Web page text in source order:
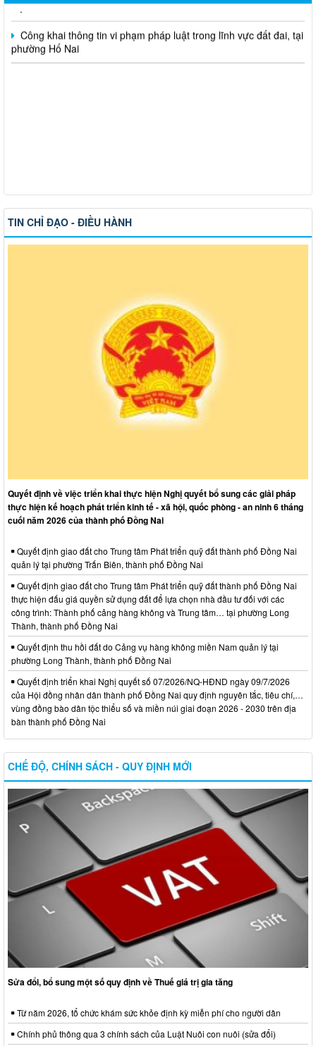
Công khai thông tin vi phạm pháp luật trong lĩnh vực đất đai, tại
phường Hố Nai
TIN CHỈ ĐẠO - ĐIỀU HÀNH
Quyết định về việc triển khai thực hiện Nghị quyết bổ sung các giải pháp
thực hiện kế hoạch phát triển kinh tế - xã hội, quốc phòng - an ninh 6 tháng
cuối năm 2026 của thành phố Đồng Nai
Quyết định giao đất cho Trung tâm Phát triển quỹ đất thành phố Đồng Nai
quản lý tại phường Trấn Biên, thành phố Đồng Nai
Quyết định giao đất cho Trung tâm Phát triển quỹ đất thành phố Đồng Nai
thực hiện đấu giá quyền sử dụng đất để lựa chọn nhà đầu tư đối với các
công trình: Thành phố cảng hàng không và Trung tâm… tại phường Long
Thành, thành phố Đồng Nai
Quyết định thu hồi đất do Cảng vụ hàng không miền Nam quản lý tại
phường Long Thành, thành phố Đồng Nai
Quyết định triển khai Nghị quyết số 07/2026/NQ-HĐND ngày 09/7/2026
của Hội đồng nhân dân thành phố Đồng Nai quy định nguyên tắc, tiêu chí,…
vùng đồng bào dân tộc thiểu số và miền núi giai đoạn 2026 - 2030 trên địa
bàn thành phố Đồng Nai
CHẾ ĐỘ, CHÍNH SÁCH - QUY ĐỊNH MỚI
Sửa đổi, bổ sung một số quy định về Thuế giá trị gia tăng
Từ năm 2026, tổ chức khám sức khỏe định kỳ miễn phí cho người dân
Chính phủ thông qua 3 chính sách của Luật Nuôi con nuôi (sửa đổi)